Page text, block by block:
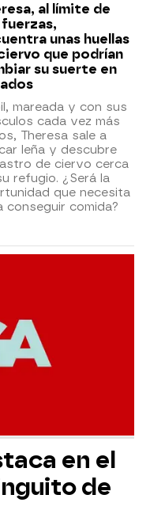
al límite de
fuerzas,
unas huellas
que podrían
su suerte en
mareada y con sus
cada vez más
Theresa sale a
leña y descubre
de ciervo cerca
refugio. ¿Será la
que necesita
conseguir comida?
en el
de